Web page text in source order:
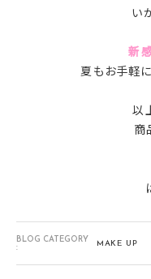
い
新
夏もお手軽
以
商
BLOG CATEGORY
:
MAKE UP